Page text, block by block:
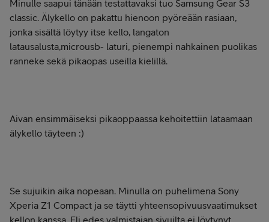
Minulle saapui tänään testattavaksi tuo Samsung Gear S3
classic. Älykello on pakattu hienoon pyöreään rasiaan,
jonka sisältä löytyy itse kello, langaton
latausalusta,microusb- laturi, pienempi nahkainen puolikas
ranneke sekä pikaopas useilla kielillä.
Aivan ensimmäiseksi pikaoppaassa kehoitettiin lataamaan
älykello täyteen :)
Se sujuikin aika nopeaan. Minulla on puhelimena Sony
Xperia Z1 Compact ja se täytti yhteensopivuusvaatimukset
kellon kanssa. Eli edes valmistajan sivuilta ei löytynyt